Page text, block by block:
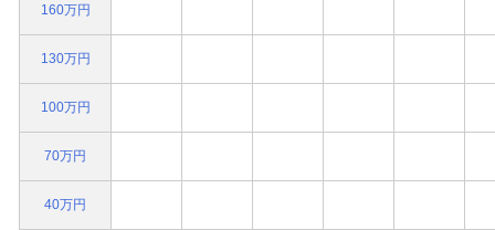
160万円
130万円
100万円
70万円
40万円